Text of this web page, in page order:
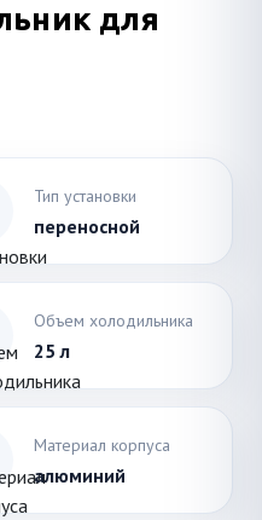
для
Тип установки
переносной
Объем холодильника
25 л
Материал корпуса
алюминий